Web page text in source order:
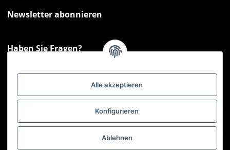
Alle akzeptieren
Konfigurieren
Ablehnen
Newsletter abonnieren
Haben Sie Fragen?
Montag - Freitag: 09:00 - 17:00 Uhr
Hotline 📞
Gesetzliche Informationen